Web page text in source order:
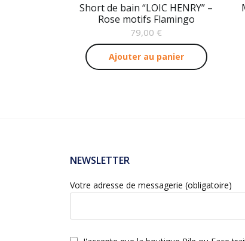
Short de bain “LOIC HENRY” –
Rose motifs Flamingo
79,00 €
Ajouter au panier
NEWSLETTER
Votre adresse de messagerie (obligatoire)